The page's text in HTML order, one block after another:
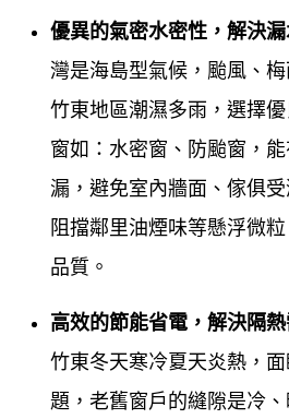
耐用度...等等多方面考量，給予
以降低客戶成本，達到最高品質
鋁門窗工程宅急便會持續力
的需求，達到舒適、安全、豪
新的門窗資訊提供給客戶參考，
待為客戶創造最舒適的生活空間
優異的氣密水密性，解決
灣是海島型氣候，颱風、
竹東地區潮濕多雨，選擇
窗如：水密窗、防颱窗，
漏，避免室內牆面、傢俱受
阻擋鄰里油煙味等懸浮微
品質。
高效的節能省電，解決隔
竹東冬天寒冷夏天炎熱，
題，老舊窗戶的縫隙是冷